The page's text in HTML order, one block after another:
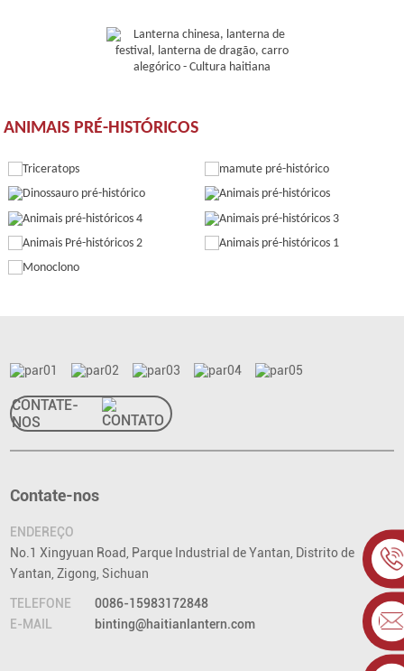
ANIMAIS PRÉ-HISTÓRICOS
CONTATE-
NOS
Contate-nos
ENDEREÇO
No.1 Xingyuan Road, Parque Industrial de Yantan, Distrito de
Yantan, Zigong, Sichuan
TELEFONE
0086-15983172848
E-MAIL
binting@haitianlantern.com